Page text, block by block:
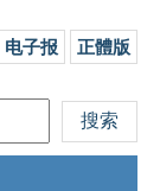
电子报 正體版